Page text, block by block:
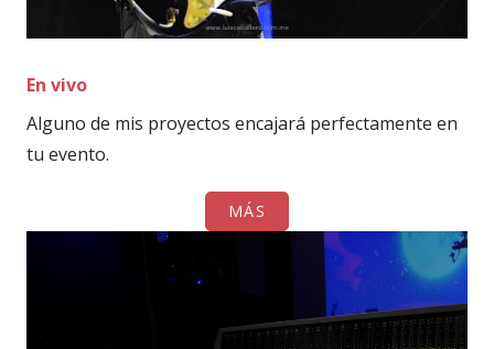
En vivo
Alguno de mis proyectos encajará perfectamente en
tu evento.
MÁS